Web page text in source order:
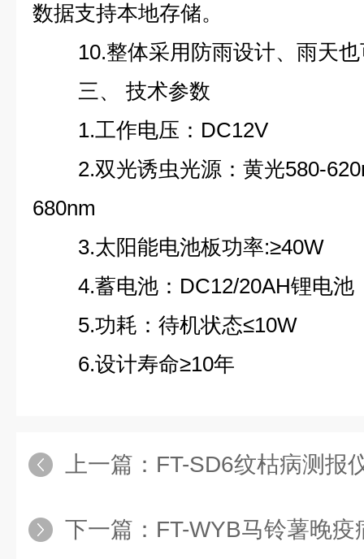
数据支持本地存储。
10.整体采用防雨设计、雨天
三、 技术参数
1.工作电压：DC12V
2.双光诱虫光源：黄光580-
680nm
3.太阳能电池板功率:≥40W
4.蓄电池：DC12/20AH锂电池
5.功耗：待机状态≤10W
6.设计寿命≥10年
上一篇： FT-SD6纹枯病测报
下一篇： FT-WYB马铃薯晚疫病